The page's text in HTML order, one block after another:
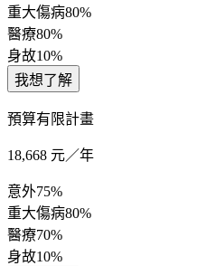
重大傷病80%
醫療80%
身故10%
我想了解
預算有限計畫
18,668 元／年
意外75%
重大傷病80%
醫療70%
身故10%